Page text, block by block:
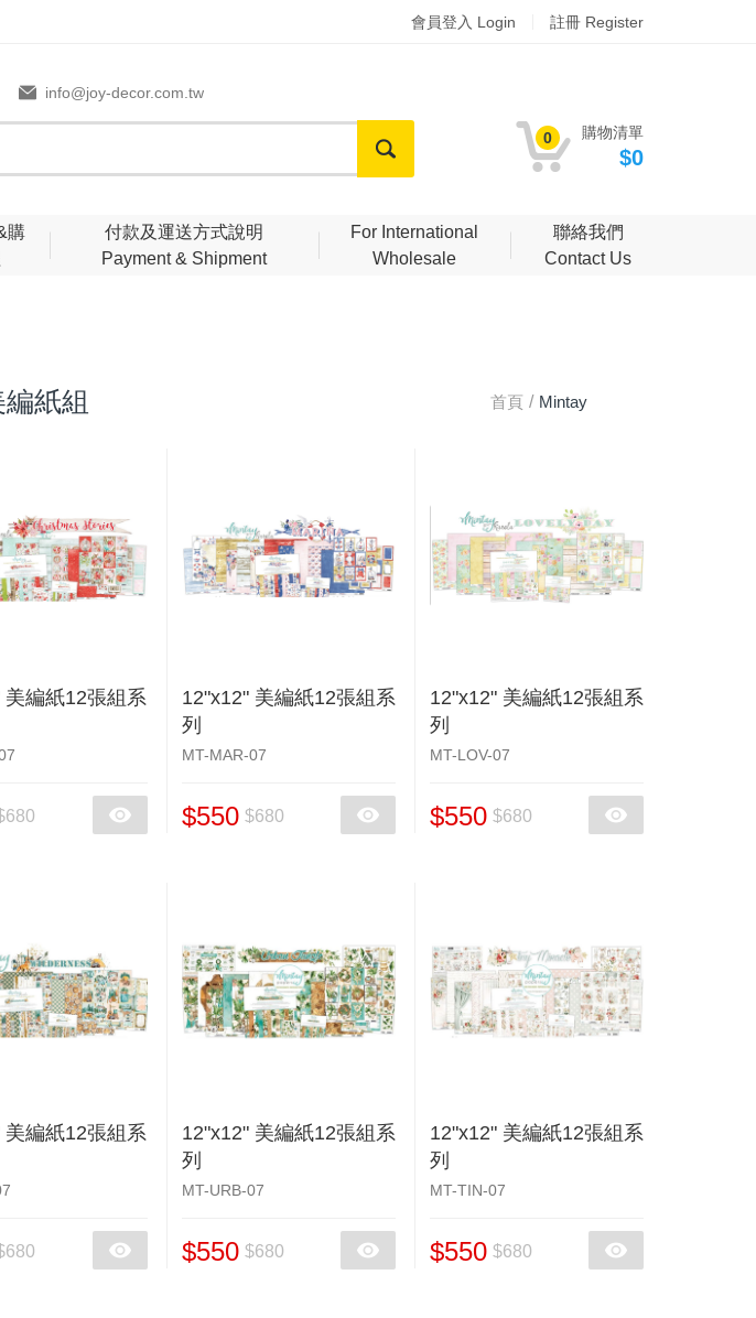
會員登入 Login 註冊 Register
info@joy-decor.com.tw
0 購物清單
$0
購
付款及運送方式說明
Payment & Shipment
For International
Wholesale
聯絡我們
Contact Us
紙組 首頁
Mintay
美編紙12張組系
12"x12" 美編紙12張組系
列
MT-MAR-07
$550 $680
12"x12" 美編紙12張組系
列
MT-LOV-07
$550 $680
美編紙12張組系
12"x12" 美編紙12張組系
列
MT-URB-07
$550 $680
12"x12" 美編紙12張組系
列
MT-TIN-07
$550 $680